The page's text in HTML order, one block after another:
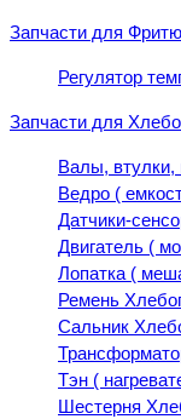
Запчасти для
Регулятор
Запчасти для
Валы, втулки,
Ведро (
Датчики-
Двигатель (
Лопатка (
Ремень
Сальник
Тэн (
Шестерня